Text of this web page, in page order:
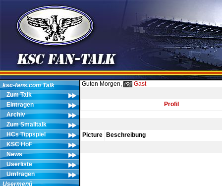
ksc-fans.com Talk
Zum Talk
Eintragen
Archiv
Zum Smalltalk
HCs Tippspiel
KSC HoF
News
Userliste
Umfragen
Usermenü
Guten Morgen, Gast
Profil
Picture Beschreibung